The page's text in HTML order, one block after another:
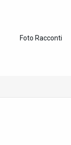
Foto Racconti